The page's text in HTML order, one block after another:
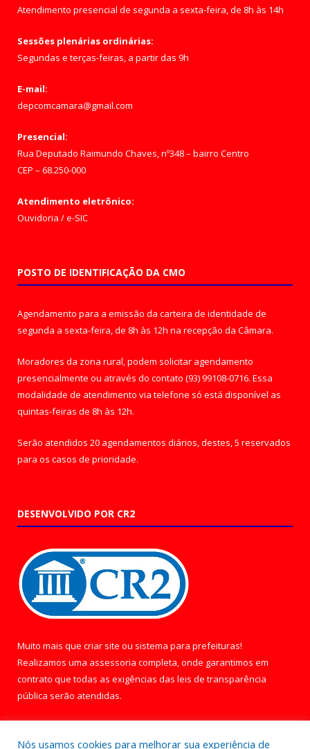
Atendimento presencial de segunda a sexta-feira, de 8h às 14h
Sessões plenárias ordinárias:
Segundas e terças-feiras, a partir das 9h
E-mail:
depcomcamara@gmail.com
Presencial:
Rua Deputado Raimundo Chaves, nº348 – bairro Centro
CEP – 68.250-000
Atendimento eletrônico:
Ouvidoria /e-SIC
POSTO DE IDENTIFICAÇÃO DA CMO
Agendamento para a emissão da carteira de identidade de
segunda a sexta-feira, de 8h às 12h na recepção da Câmara.
Moradores da zona rural, podem solicitar agendamento
presencialmente ou através do contato (93) 99108-0716. Essa
modalidade de atendimento via telefone só está disponível as
quintas-feiras de 8h às 12h.
Serão atendidos 20 agendamentos diários, destes, 5 reservados
para os casos de prioridade.
DESENVOLVIDO POR CR2
Muito mais que criar site ou sistema para prefeituras!
Realizamos uma assessoria completa, onde garantimos em
contrato que todas as exigências das leis de transparência
pública serão atendidas.
Nós usamos cookies para melhorar sua experiência de